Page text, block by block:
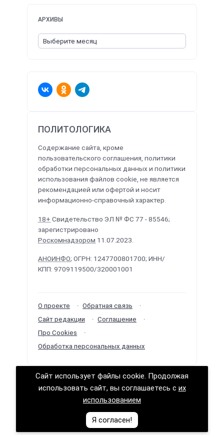
ПОЛИТОЛОГИКА
Содержание сайта, кроме
пользовательского соглашения, политики
обработки персональных данных и политики
использования файлов cookie, не является
рекомендацией или офертой и носит
информационно-справочный характер.
18+ Свидетельство ЭЛ № ФС 77 - 85546;
зарегистрировано
Роскомнадзором 11.07.2023.
АНОИНФО; ОГРН: 1247700801700; ИНН/
КПП: 9709119500/320001001
О проекте
Обратная связь
Сайт редакции
Соглашение
Про Cookies
Обработка персональных данных
АРХИВЫ
Политологика ©2026 · Сделано вРунетЛаб –
Сайт использует файлы cookie. Продолжая
использовать сайт, вы соглашаетесь с их
использованием
Я согласен!